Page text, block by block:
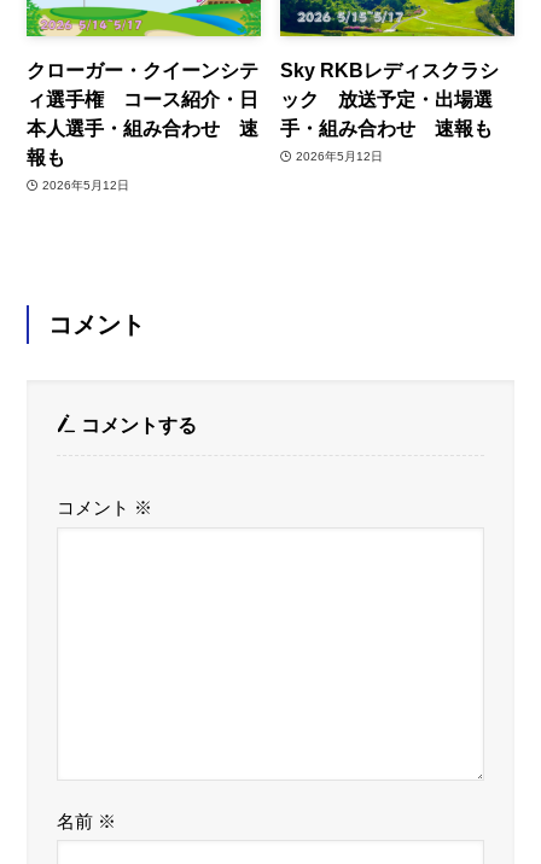
クローガー・クイーンシテ
ィ選手権 コース紹介・日
本人選手・組み合わせ 速
報も
2026年5月12日
Sky RKBレディスクラシ
ック 放送予定・出場選
手・組み合わせ 速報も
2026年5月12日
コメント
コメントする
コメント ※
名前 ※